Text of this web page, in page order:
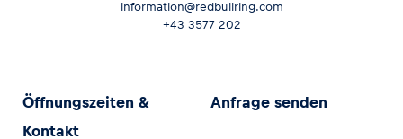
information@redbullring.com
+43 3577 202
Öffnungszeiten &
Kontakt
Anfrage senden